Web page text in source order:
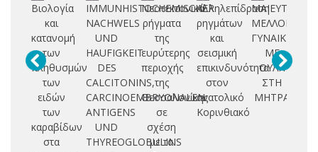
Βιολογία
και
κατανομή
των
πληθυσμών
των
ειδών
των
καραβίδων
στα
IMMUNHISTOCHEMISCHER
NACHWELS
UND
HAUFIGKEIT
DES
CALCITONINS,
CARCINOEMBRYONALEN
ANTIGENS
UND
THYREOGLOBULINS
Νεοτεκτονικά
ρήγματα
της
ευρύτερης
περιοχής
της
Θεσσαλονίκης
σε
σχέση
με τα
Αλληλεπίδραση
ρηγμάτων
και
σεισμική
επικινδυνότητα
στον
ανατολικό
Κορινθιακό
ΜΑΙΕΥΤΙΚΟΝ
ΜΕΛΛΟΝ
ΓΥΝΑΙΚΩΝ
ΜΕ
ΟΥΛΗ
ΣΤΗ
ΜΗΤΡΑ